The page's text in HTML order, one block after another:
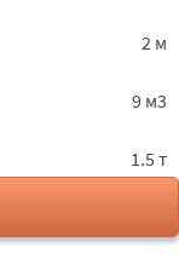
2 м
9 м3
1.5 т